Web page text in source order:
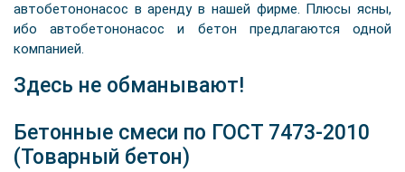
автобетононасос в аренду в нашей фирме. Плюсы ясны,
ибо автобетононасос и бетон предлагаются одной
компанией.
Здесь не обманывают!
Бетонные смеси по ГОСТ 7473-2010
(Товарный бетон)